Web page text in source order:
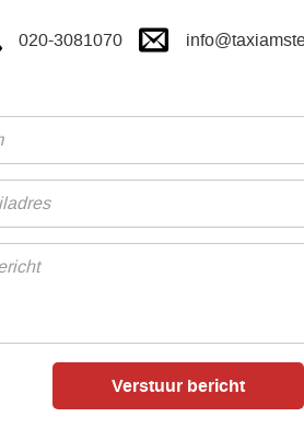
020-3081070